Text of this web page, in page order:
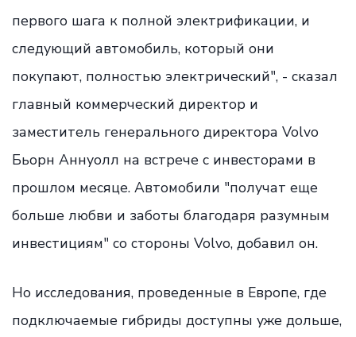
первого шага к полной электрификации, и
следующий автомобиль, который они
покупают, полностью электрический", - сказал
главный коммерческий директор и
заместитель генерального директора Volvo
Бьорн Аннуолл на встрече с инвесторами в
прошлом месяце. Автомобили "получат еще
больше любви и заботы благодаря разумным
инвестициям" со стороны Volvo, добавил он.
Но исследования, проведенные в Европе, где
подключаемые гибриды доступны уже дольше,